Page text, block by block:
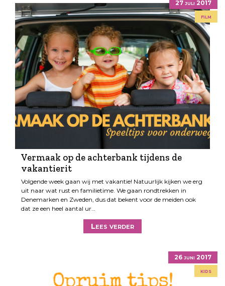
27 juli 2017
film
Vermaak op de achterbank tijdens de
vakantierit
Volgende week gaan wij met vakantie! Natuurlijk kijken we erg
uit naar wat rust en familietime. We gaan rondtrekken in
Denemarken en Zweden, dus dat bekent voor de meiden ook
dat ze een heel aantal ur…
Lees verder
26 juni 2017
kids